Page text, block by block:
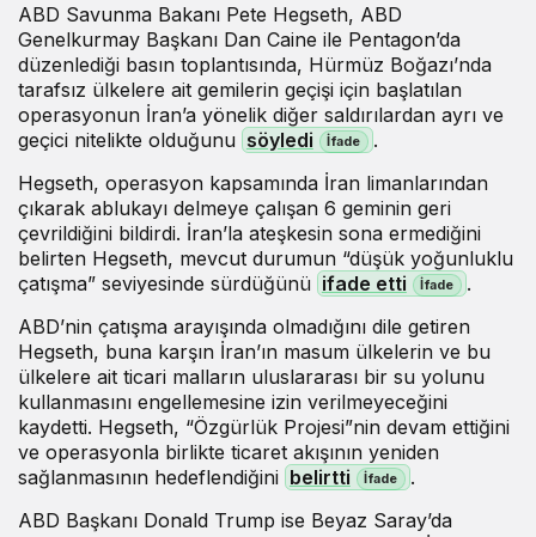
ABD Savunma Bakanı Pete Hegseth, ABD
Genelkurmay Başkanı Dan Caine ile Pentagon’da
düzenlediği basın toplantısında, Hürmüz Boğazı’nda
tarafsız ülkelere ait gemilerin geçişi için başlatılan
operasyonun İran’a yönelik diğer saldırılardan ayrı ve
geçici nitelikte olduğunu söyledi
.
Hegseth, operasyon kapsamında İran limanlarından
çıkarak ablukayı delmeye çalışan 6 geminin geri
çevrildiğini bildirdi. İran’la ateşkesin sona ermediğini
belirten Hegseth, mevcut durumun “düşük yoğunluklu
çatışma” seviyesinde sürdüğünü ifade etti
.
ABD’nin çatışma arayışında olmadığını dile getiren
Hegseth, buna karşın İran’ın masum ülkelerin ve bu
ülkelere ait ticari malların uluslararası bir su yolunu
kullanmasını engellemesine izin verilmeyeceğini
kaydetti. Hegseth, “Özgürlük Projesi”nin devam ettiğini
ve operasyonla birlikte ticaret akışının yeniden
sağlanmasının hedeflendiğini belirtti
.
ABD Başkanı Donald Trump ise Beyaz Saray’da